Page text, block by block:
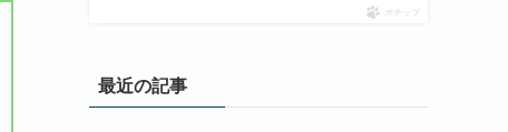
ポチップ
最近の記事